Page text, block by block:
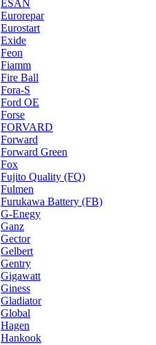
ESAN
Eurorepar
Eurostart
Exide
Feon
Fiamm
Fire Ball
Fora-S
Ford OE
Forse
FORVARD
Forward
Forward Green
Fox
Fujito Quality (FQ)
Fulmen
Furukawa Battery (FB)
G-Enegy
Ganz
Gector
Gelbert
Gentry
Gigawatt
Giness
Gladiator
Global
Hagen
Hankook